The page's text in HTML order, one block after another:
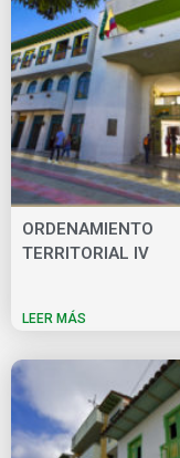
ORDENAMIENTO
TERRITORIAL IV
LEER MÁS